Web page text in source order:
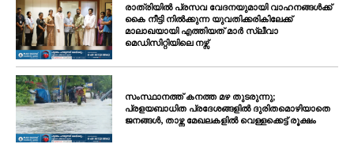
രാത്രിയിൽ പ്രസവ വേദനയുമായി വാഹനങ്ങൾക്ക്
കൈ നീട്ടി നിൽക്കുന്ന യുവതിക്കരികിലേക്ക്
മാലാഖയായി എത്തിയത് മാർ സ്ലീവാ
മെഡിസിറ്റിയിലെ നഴ്സ്
സംസ്ഥാനത്ത് കനത്ത മഴ തുടരുന്നു;
പ്രളയബാധിത പ്രദേശങ്ങളിൽ ദുരിതമൊഴിയാതെ
ജനങ്ങൾ, താഴ്ന്ന മേഖലകളിൽ വെള്ളക്കെട്ട് രൂക്ഷം